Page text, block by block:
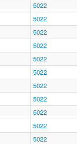
5022
5022
5022
5022
5022
5022
5022
5022
5022
5022
5022